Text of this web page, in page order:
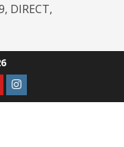
DIRECT,
Instagram